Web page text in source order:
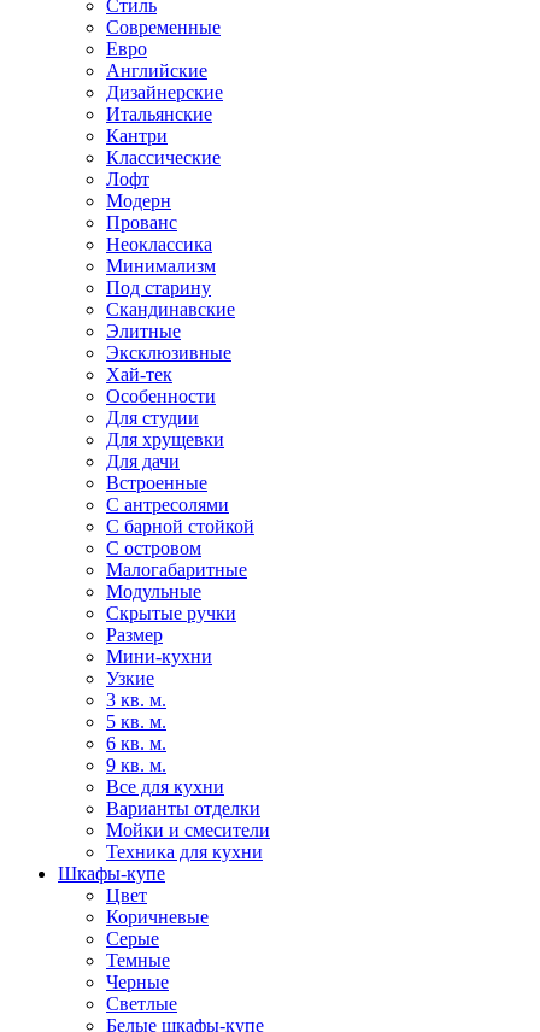
Стиль
Современные
Евро
Английские
Дизайнерские
Итальянские
Кантри
Классические
Лофт
Модерн
Прованс
Неоклассика
Минимализм
Под старину
Скандинавские
Элитные
Эксклюзивные
Хай-тек
Особенности
Для студии
Для хрущевки
Для дачи
Встроенные
С антресолями
С барной стойкой
С островом
Малогабаритные
Модульные
Скрытые ручки
Размер
Мини-кухни
Узкие
3 кв. м.
5 кв. м.
6 кв. м.
9 кв. м.
Все для кухни
Варианты отделки
Мойки и смесители
Техника для кухни
Шкафы-купе
Цвет
Коричневые
Серые
Темные
Черные
Светлые
Белые шкафы-купе